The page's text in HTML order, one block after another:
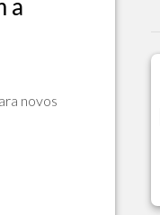
a
novos